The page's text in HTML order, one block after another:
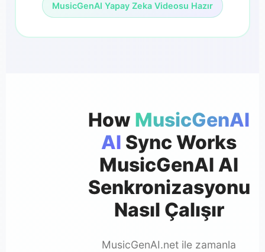
MusicGenAI Yapay Zeka Videosu Hazır
How MusicGenAI
AI Sync Works
MusicGenAI AI
Senkronizasyonu
Nasıl Çalışır
MusicGenAI.net ile zamanla